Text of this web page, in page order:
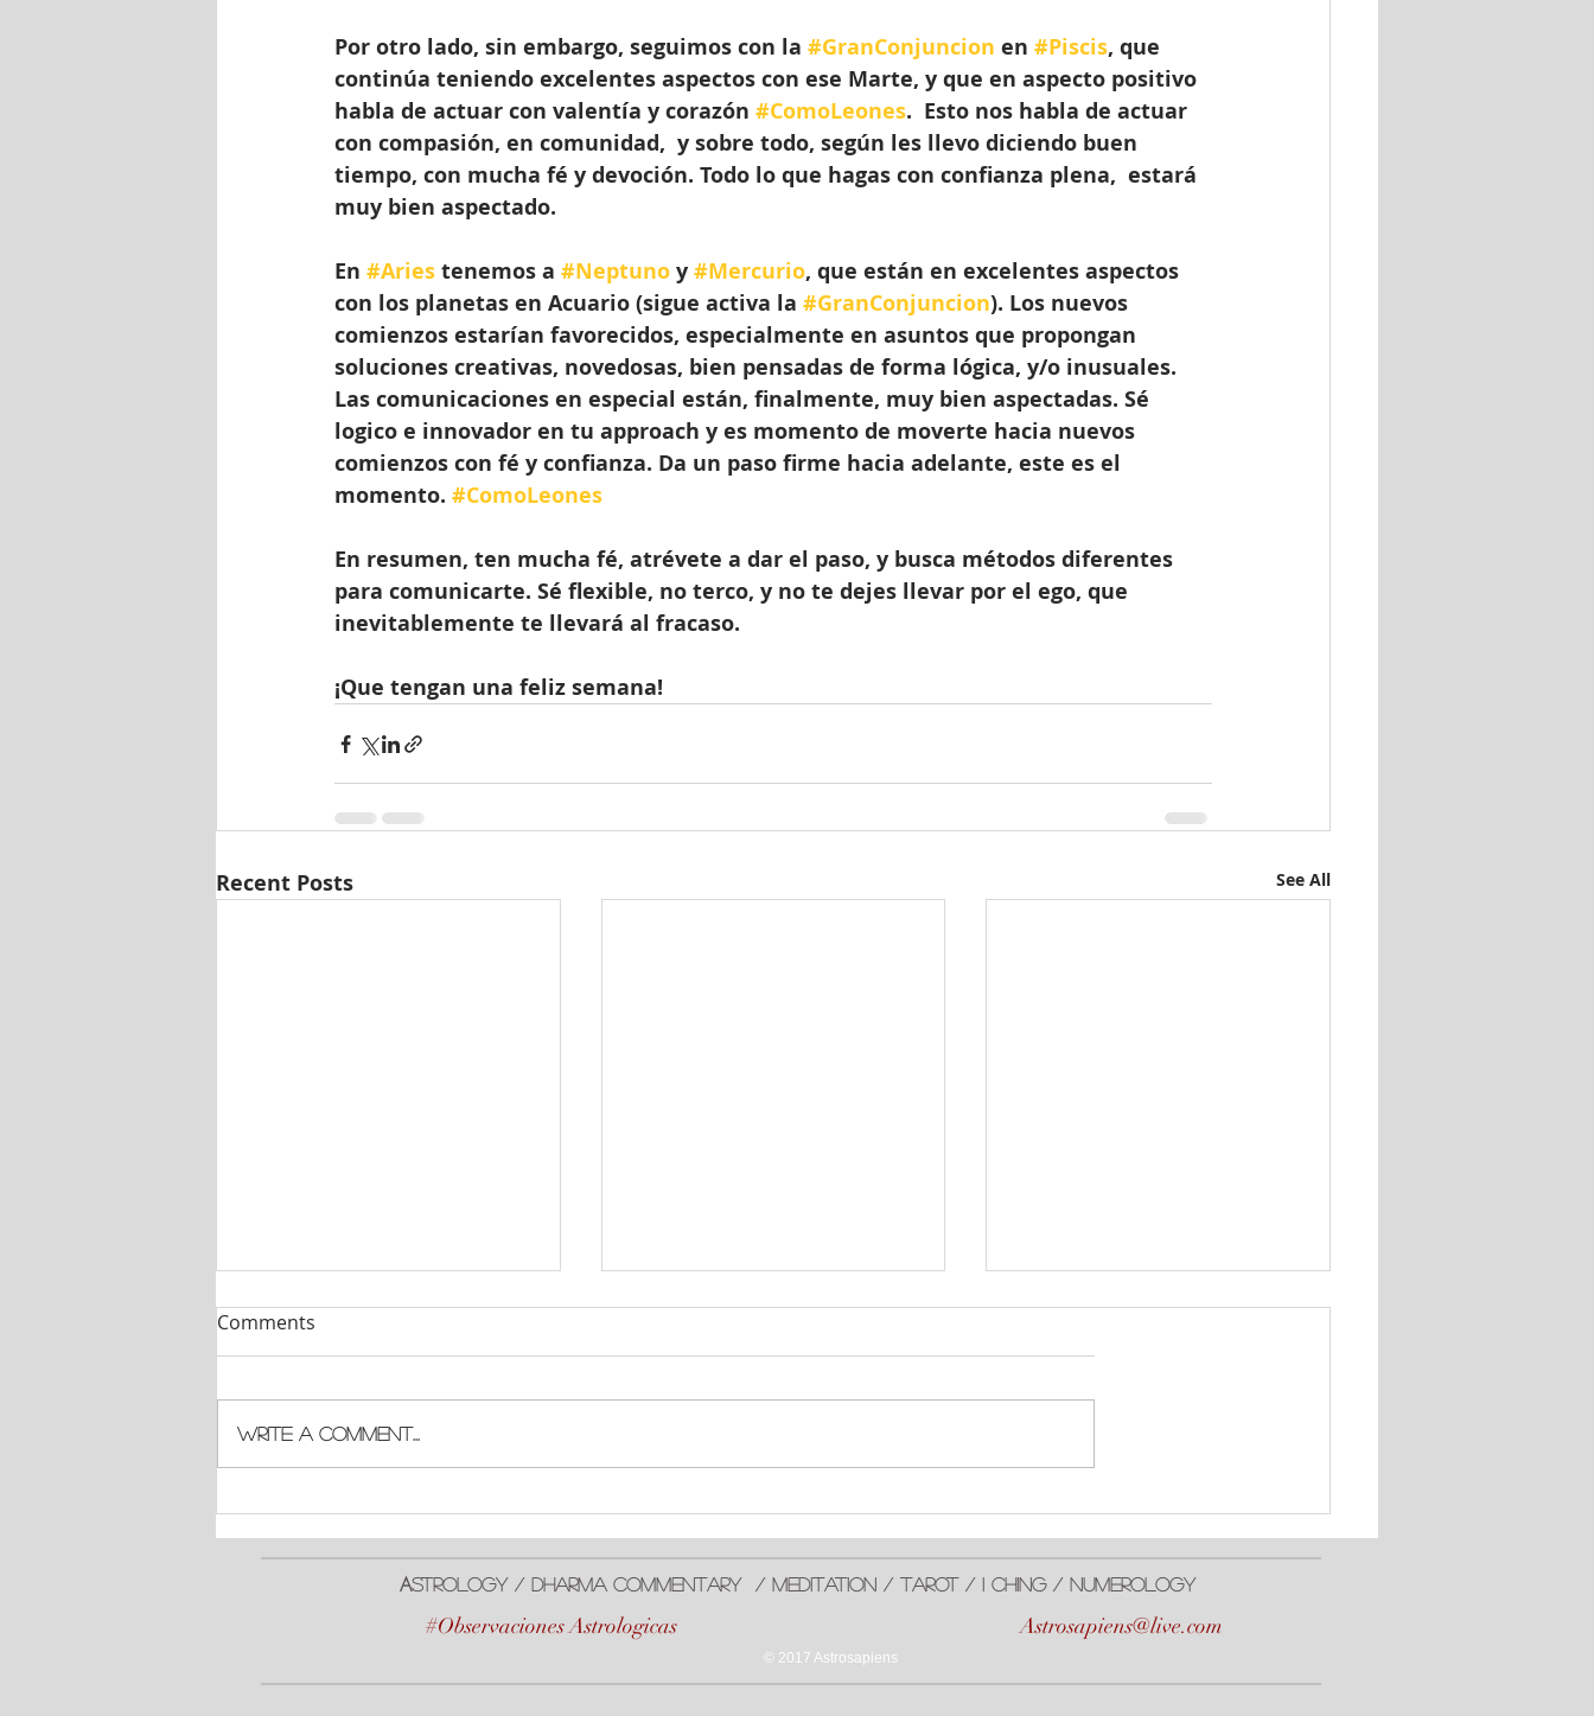
Por otro lado, sin embargo, seguimos con la #GranConjuncion en #Piscis, que
continúa teniendo excelentes aspectos con ese Marte, y que en aspecto positivo
habla de actuar con valentía y corazón #ComoLeones.  Esto nos habla de actuar
con compasión, en comunidad,  y sobre todo, según les llevo diciendo buen
tiempo, con mucha fé y devoción. Todo lo que hagas con confianza plena,  estará
muy bien aspectado.
En #Aries tenemos a #Neptuno y #Mercurio, que están en excelentes aspectos
con los planetas en Acuario (sigue activa la #GranConjuncion). Los nuevos
comienzos estarían favorecidos, especialmente en asuntos que propongan
soluciones creativas, novedosas, bien pensadas de forma lógica, y/o inusuales.
Las comunicaciones en especial están, finalmente, muy bien aspectadas. Sé
logico e innovador en tu approach y es momento de moverte hacia nuevos
comienzos con fé y confianza. Da un paso firme hacia adelante, este es el
momento. #ComoLeones
En resumen, ten mucha fé, atrévete a dar el paso, y busca métodos diferentes
para comunicarte. Sé flexible, no terco, y no te dejes llevar por el ego, que
inevitablemente te llevará al fracaso.
¡Que tengan una feliz semana!
Recent Posts See All
#Pluton, y #Neptuno
Comments
Write a comment...
Astrosapiens@live.com
#Observaciones Astrologicas
AstrologY / Dharma ComMentarY / meditaTiOn / Tarot / I Ching / NumerologY
© 2017 Astrosapiens